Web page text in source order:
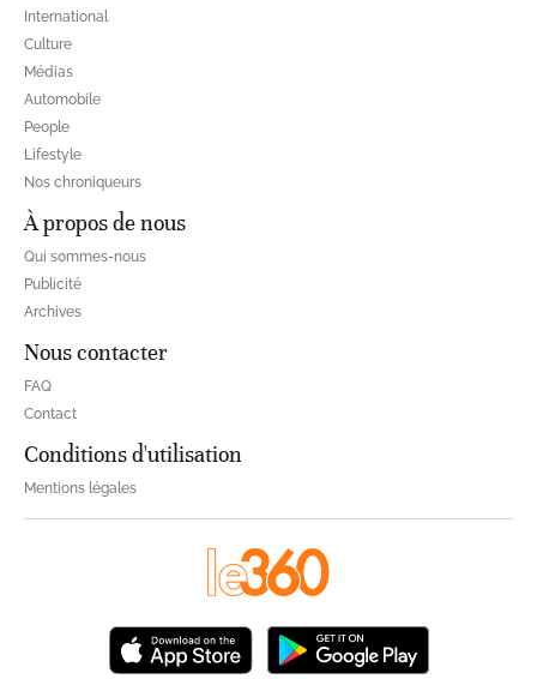
International
Culture
Médias
Automobile
People
Lifestyle
Nos chroniqueurs
À propos de nous
Qui sommes-nous
Publicité
Archives
Nous contacter
FAQ
Contact
Conditions d'utilisation
Mentions légales